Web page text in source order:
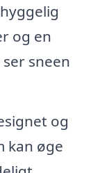
og en
sneen
og
kan øge